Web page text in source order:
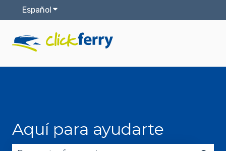
Español Traducciones de Mostrar submenú de
Aquí para ayudarte